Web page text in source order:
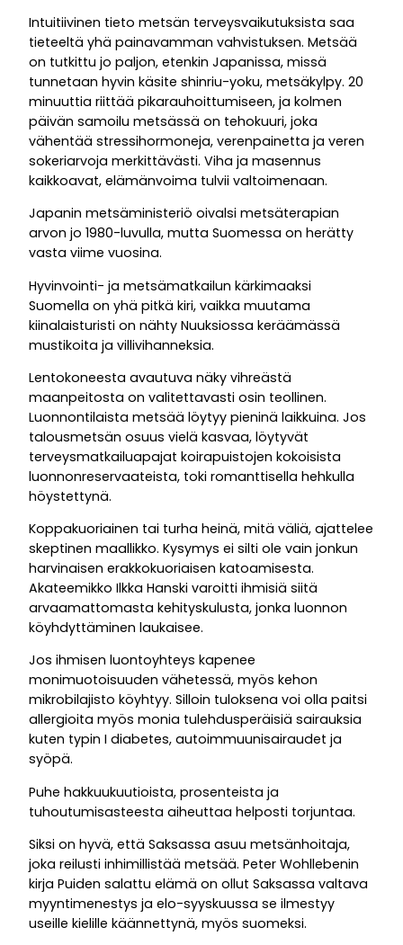
Intuitiivinen tieto metsän terveysvaikutuksista saa
tieteeltä yhä painavamman vahvistuksen. Metsää
on tutkittu jo paljon, etenkin Japanissa, missä
tunnetaan hyvin käsite shinriu-yoku, metsäkylpy. 20
minuuttia riittää pikarauhoittumiseen, ja kolmen
päivän samoilu metsässä on tehokuuri, joka
vähentää stressihormoneja, verenpainetta ja veren
sokeriarvoja merkittävästi. Viha ja masennus
kaikkoavat, elämänvoima tulvii valtoimenaan.
Japanin metsäministeriö oivalsi metsäterapian
arvon jo 1980-luvulla, mutta Suomessa on herätty
vasta viime vuosina.
Hyvinvointi- ja metsämatkailun kärkimaaksi
Suomella on yhä pitkä kiri, vaikka muutama
kiinalaisturisti on nähty Nuuksiossa keräämässä
mustikoita ja villivihanneksia.
Lentokoneesta avautuva näky vihreästä
maanpeitosta on valitettavasti osin teollinen.
Luonnontilaista metsää löytyy pieninä laikkuina. Jos
talousmetsän osuus vielä kasvaa, löytyvät
terveysmatkailuapajat koirapuistojen kokoisista
luonnonreservaateista, toki romanttisella hehkulla
höystettynä.
Koppakuoriainen tai turha heinä, mitä väliä, ajattelee
skeptinen maallikko. Kysymys ei silti ole vain jonkun
harvinaisen erakkokuoriaisen katoamisesta.
Akateemikko Ilkka Hanski varoitti ihmisiä siitä
arvaamattomasta kehityskulusta, jonka luonnon
köyhdyttäminen laukaisee.
Jos ihmisen luontoyhteys kapenee
monimuotoisuuden vähetessä, myös kehon
mikrobilajisto köyhtyy. Silloin tuloksena voi olla paitsi
allergioita myös monia tulehdusperäisiä sairauksia
kuten typin I diabetes, autoimmuunisairaudet ja
syöpä.
Puhe hakkuukuutioista, prosenteista ja
tuhoutumisasteesta aiheuttaa helposti torjuntaa.
Siksi on hyvä, että Saksassa asuu metsänhoitaja,
joka reilusti inhimillistää metsää. Peter Wohllebenin
kirja Puiden salattu elämä on ollut Saksassa valtava
myyntimenestys ja elo-syyskuussa se ilmestyy
useille kielille käännettynä, myös suomeksi.